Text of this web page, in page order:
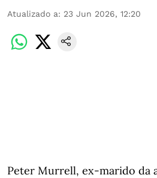
Atualizado a: 23 Jun 2026, 12:20
Peter Murrell, ex-marido da